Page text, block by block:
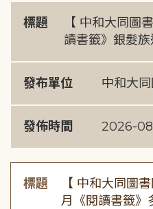
標題
【 中和大同圖
讀書籤》銀髮
發布單位 中和大
發佈時間 2026-
標題
【 中和大同圖
月《閱讀書籤》